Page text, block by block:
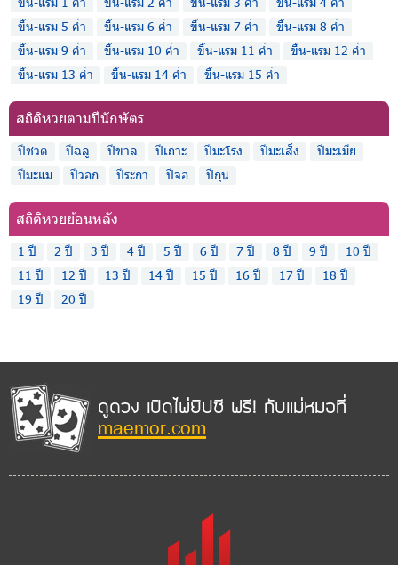
ขึ้น-แรม 5 ค่ำ
ขึ้น-แรม 6 ค่ำ ขึ้น-แรม 7 ค่ำ
ขึ้น-แรม 8 ค่ำ
ขึ้น-แรม 9 ค่ำ
ขึ้น-แรม 10 ค่ำ ขึ้น-แรม 11 ค่ำ
ขึ้น-แรม 12 ค่ำ
ขึ้น-แรม 13 ค่ำ
ขึ้น-แรม 14 ค่ำ ขึ้น-แรม 15 ค่ำ
สถิติหวยตามปีนักษัตร
ปีชวด ปีฉลู ปีขาล ปีเถาะ ปีมะโรง ปีมะเส็ง
ปีมะเมีย
ปีมะแม
ปีวอก ปีระกา ปีจอ ปีกุน
สถิติหวยย้อนหลัง
1 ปี 2 ปี 3 ปี 4 ปี 5 ปี 6 ปี 7 ปี 8 ปี 9 ปี
10 ปี
11 ปี
12 ปี 13 ปี 14 ปี 15 ปี 16 ปี 17 ปี
18 ปี
19 ปี
20 ปี
ดูดวง เปิดไพ่ยิปซี ฟรี! กับแม่หมอที่
maemor.com